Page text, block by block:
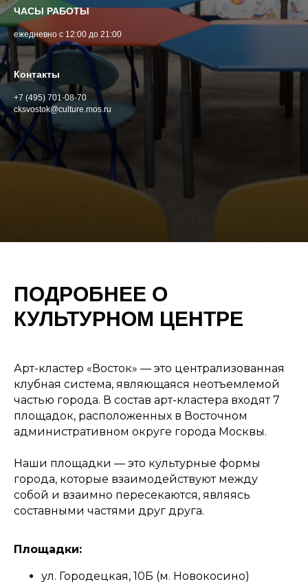
ЧАСЫ РАБОТЫ
ежедневно с 12:00 до 21:00
Контакты
+7 (495) 701-08-70
cksvostok@culture.mos.ru
ПОДРОБНЕЕ О
КУЛЬТУРНОМ ЦЕНТРЕ
Арт-кластер «Восток» — это централизованная
клубная система, являющаяся неотъемлемой
частью города. В состав арт-кластера входят 7
площадок, расположенных в Восточном
административном округе города Москвы.
Наши площадки — это культурные формы
города, которые взаимодействуют между
собой и взаимно пересекаются, являясь
составными частями друг друга.
Площадки:
ул. Городецкая, 10Б (м. Новокосино)